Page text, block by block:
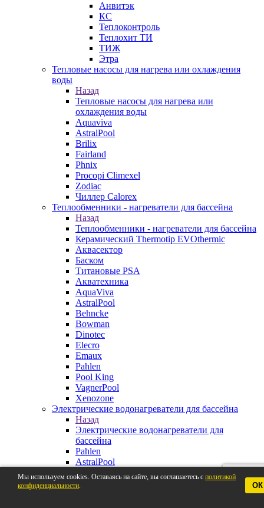
Анвитэк
КС
Теплоконтроль
Теплохит ТИ
ТИЖ
Этра
Тепловые насосы для нагрева или охлаждения
воды
Назад
Тепловые насосы для нагрева или
охлаждения воды
Aquaviva
AstralPool
Brilix
Fairland
Phnix
Procopi Climexel
Zodiac
Чиллер Calorex
Теплообменники - нагреватели для бассейна
Назад
Теплообменники - нагреватели для бассейна
Керамический Thermotip EVOthermic
Аквасектор
Баском
Титановые PSA
Акватехника
AquaViva
AstralPool
Behncke
Bowman
Dinotec
Elecro
Emaux
Pahlen
Pool King
VagnerPool
Xenozone
Электрические водонагреватели для бассейна
Назад
Электрические водонагреватели для
бассейна
Pahlen
AstralPool
Aquaviva
Behncke
Мы используем cookies. Оставаясь на сайте, вы соглашаетесь с политикой
конфиденциальности. ОК